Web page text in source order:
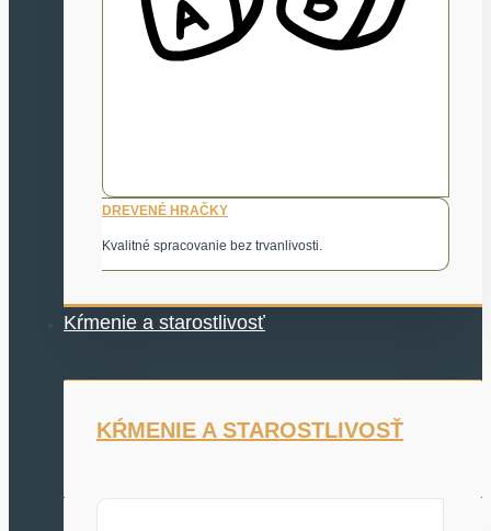
DREVENÉ HRAČKY
Kvalitné spracovanie bez trvanlivosti.
Kŕmenie a starostlivosť
KŔMENIE A STAROSTLIVOSŤ